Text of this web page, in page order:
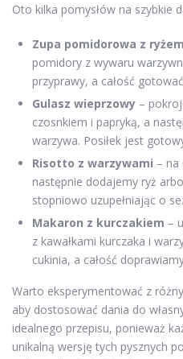
Oto kilka pomysłów na szybkie
Zupa pomidorowa z ryżem
pomidory z wywaru
przyprawy, a całość
Gulasz wieprzowy –
czosnkiem i papryką, a
warzywa. Posiłek jest
Risotto z warzywami – na
następnie dodajemy ryż
stopniowo uzupełniając o
Makaron z kurczakiem –
z kawałkami kurczaka i
cukinia, a całość
Warto eksperymentować z
aby dostosować dania do
idealnego przepisu, ponieważ
unikalną wersję tych pysznych